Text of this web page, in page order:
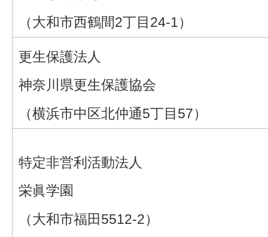
（大和市西鶴間2丁目24-1）
更生保護法人
神奈川県更生保護協会
（横浜市中区北仲通5丁目57）
特定非営利活動法人
栄眞学園
（大和市福田5512-2）